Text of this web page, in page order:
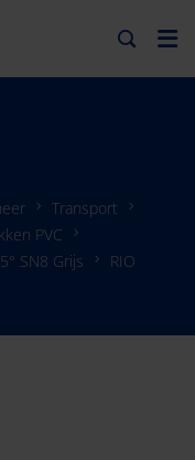
Transport
PVC
SN8 Grijs
RIO